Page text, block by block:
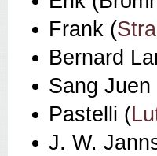
Frank (
Bernard
Sang Juen
Pastelli (
J. W.